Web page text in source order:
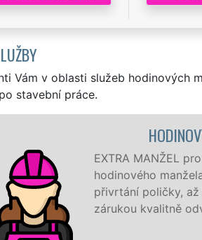
Vám v oblasti služeb hodinových
stavební práce.
zajišťuje ve Vřesině ty nejkvalitnější
od těch nejmenších drobností jako
rekonstrukci domu a bytu
práce